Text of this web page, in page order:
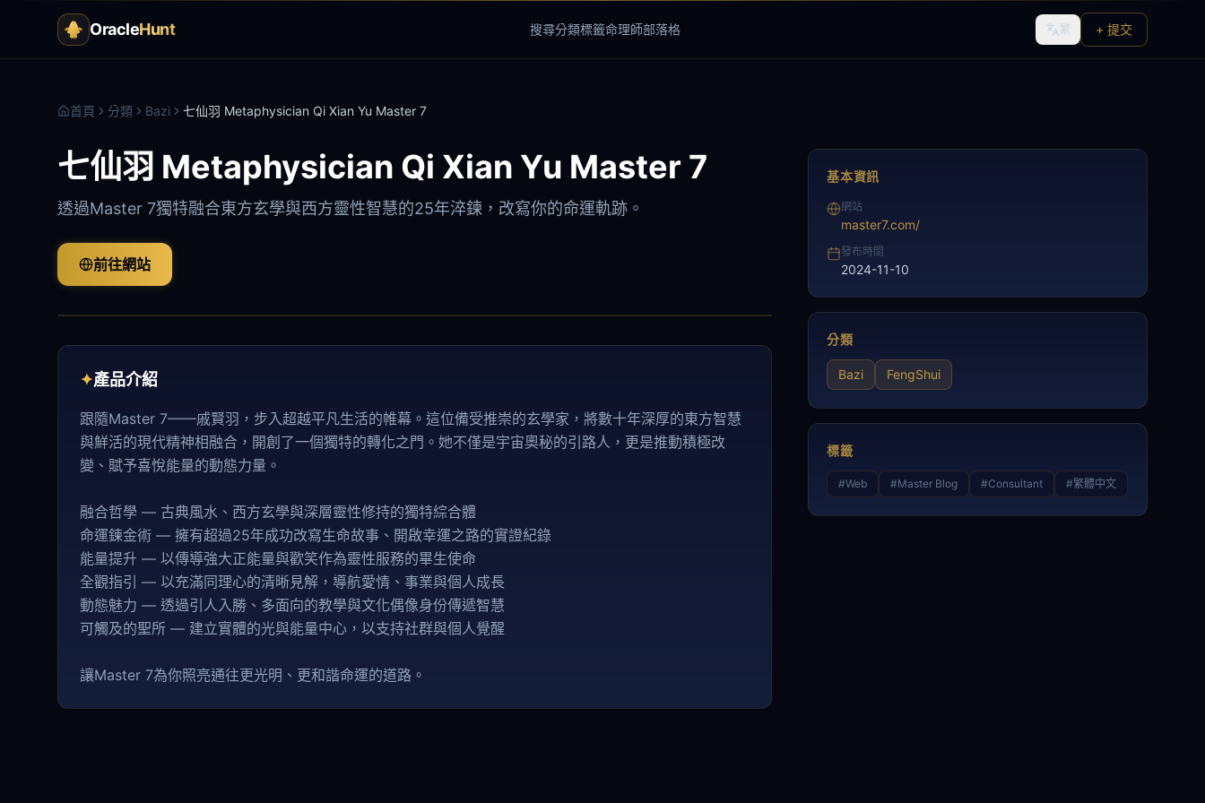
OracleHunt 搜尋分類標籤命理師部落格 繁 + 提交
首頁 分類 Bazi 七仙羽 Metaphysician Qi Xian Yu Master 7
七仙羽 Metaphysician Qi Xian Yu Master 7
透過Master 7獨特融合東方玄學與西方靈性智慧的25年淬鍊，改寫你的命運軌跡。
前往網站
✦產品介紹
跟隨Master 7——戚賢羽，步入超越平凡生活的帷幕。這位備受推崇的玄學家，將數十年深厚的東方智慧
與鮮活的現代精神相融合，開創了一個獨特的轉化之門。她不僅是宇宙奧秘的引路人，更是推動積極改
變、賦予喜悅能量的動態力量。
融合哲學 — 古典風水、西方玄學與深層靈性修持的獨特綜合體
命運鍊金術 — 擁有超過25年成功改寫生命故事、開啟幸運之路的實證紀錄
能量提升 — 以傳導強大正能量與歡笑作為靈性服務的畢生使命
全觀指引 — 以充滿同理心的清晰見解，導航愛情、事業與個人成長
動態魅力 — 透過引人入勝、多面向的教學與文化偶像身份傳遞智慧
可觸及的聖所 — 建立實體的光與能量中心，以支持社群與個人覺醒
讓Master 7為你照亮通往更光明、更和諧命運的道路。
基本資訊
網站
master7.com/
發布時間
2024-11-10
分類
Bazi FengShui
標籤
#Web #Master Blog #Consultant #繁體中文